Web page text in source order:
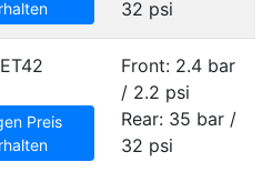
32 psi
Preis
Front: 2.4 bar
/ 2.2 psi
Rear: 35 bar /
32 psi